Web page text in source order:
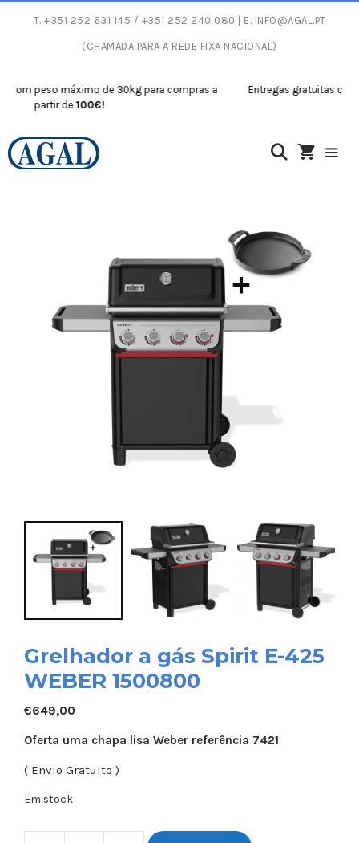
T. +351 252 631 145 / +351 252 240 080 | E. INFO@AGAL.PT
(CHAMADA PARA A REDE FIXA NACIONAL)
peso máximo de 30kg para compras a
partir de100€!
Entregas gratuitas com
Grelhador a gás Spirit E-425
WEBER 1500800
€649,00
Oferta uma chapa lisa Weber referência 7421
( Envio Gratuito )
Em stock